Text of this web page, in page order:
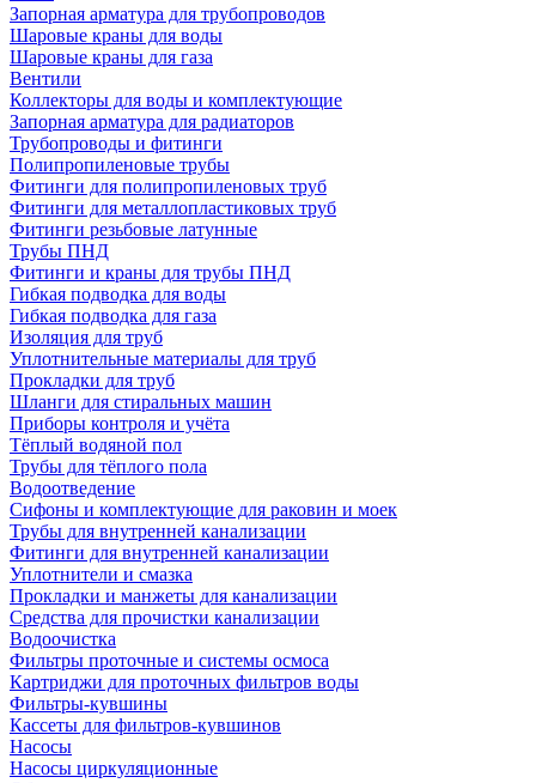
Запорная арматура для трубопроводов
Шаровые краны для воды
Шаровые краны для газа
Вентили
Коллекторы для воды и комплектующие
Запорная арматура для радиаторов
Трубопроводы и фитинги
Полипропиленовые трубы
Фитинги для полипропиленовых труб
Фитинги для металлопластиковых труб
Фитинги резьбовые латунные
Трубы ПНД
Фитинги и краны для трубы ПНД
Гибкая подводка для воды
Гибкая подводка для газа
Изоляция для труб
Уплотнительные материалы для труб
Прокладки для труб
Шланги для стиральных машин
Приборы контроля и учёта
Тёплый водяной пол
Трубы для тёплого пола
Водоотведение
Сифоны и комплектующие для раковин и моек
Трубы для внутренней канализации
Фитинги для внутренней канализации
Уплотнители и смазка
Прокладки и манжеты для канализации
Средства для прочистки канализации
Водоочистка
Фильтры проточные и системы осмоса
Картриджи для проточных фильтров воды
Фильтры-кувшины
Кассеты для фильтров-кувшинов
Насосы
Насосы циркуляционные